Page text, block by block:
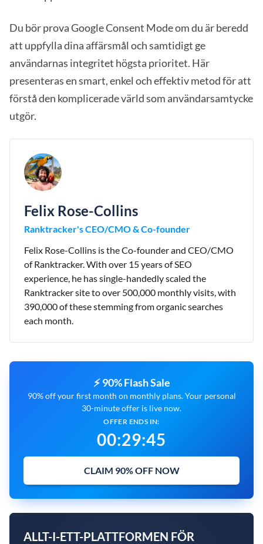
Du bör prova Google Consent Mode om du är beredd
att uppfylla dina affärsmål och samtidigt ge
användarnas integritet högsta prioritet. Här
presenteras en smart, enkel och effektiv metod för att
förstå den komplicerade värld som användarsamtycke
utgör.
Felix Rose-Collins
Ranktracker's CEO/CMO & Co-founder
Felix Rose-Collins is the Co-founder and CEO/CMO
of Ranktracker. With over 15 years of SEO
experience, he has single-handedly scaled the
Ranktracker site to over 500,000 monthly visits, with
390,000 of these stemming from organic searches
each month.
⚡ 90% Flash Sale
90% off your first month on monthly plans. Your personal
30-minute offer is live now.
OFFER ENDS IN:
00:29:44
CLAIM 90% OFF NOW
ALLT-I-ETT-PLATTFORMEN FÖR